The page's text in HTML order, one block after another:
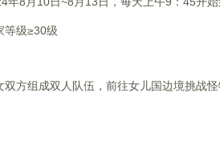
等级≥30级
双方组成双人队伍，前往女儿国边境挑战